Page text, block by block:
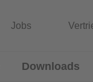
Jobs
Downloads